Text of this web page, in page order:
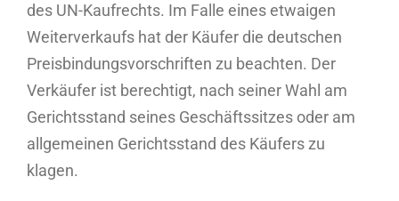
des UN-Kaufrechts. Im Falle eines etwaigen
Weiterverkaufs hat der Käufer die deutschen
Preisbindungsvorschriften zu beachten. Der
Verkäufer ist berechtigt, nach seiner Wahl am
Gerichtsstand seines Geschäftssitzes oder am
allgemeinen Gerichtsstand des Käufers zu
klagen.